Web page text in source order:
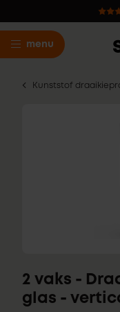
menu
Kunststof
2 vaks -
glas -